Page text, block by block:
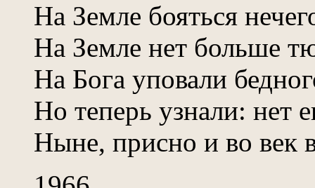
На Земле бояться
На Земле нет больше
На Бога уповали
Но теперь узнали: нет
Ныне, присно и во век